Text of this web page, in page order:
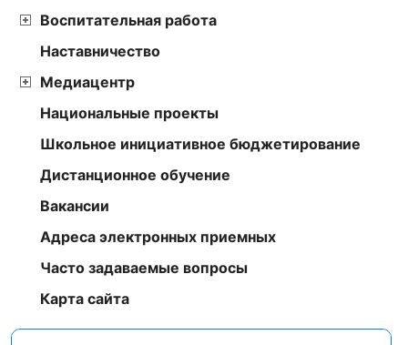
Воспитательная работа
Наставничество
Медиацентр
Национальные проекты
Школьное инициативное бюджетирование
Дистанционное обучение
Вакансии
Адреса электронных приемных
Часто задаваемые вопросы
Карта сайта